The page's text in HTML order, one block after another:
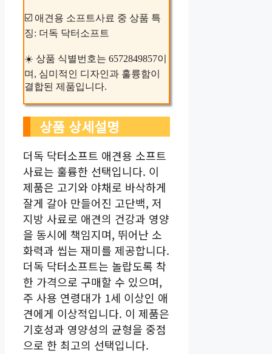
☑️ 애견용 소프트사료 중 상품 특
징: 더독 닥터소프트
☀️ 상품 식별번호는 6572849857이
며, 심미적인 디자인과 훌륭함이
결합된 제품입니다.
상품 상세설명
더독 닥터소프트 애견용 소프트
사료는 훌륭한 선택입니다. 이
제품은 고기와 야채로 바삭하게
잘게 갈아 만들어진 고단백, 저
지방 사료로 애견의 건강과 영양
을 동시에 책임지며, 뛰어난 소
화력과 씹는 재미를 제공합니다.
더독 닥터소프트는 놀랍도록 착
한 가격으로 구매할 수 있으며,
주 사용 연령대가 1세 이상인 애
견에게 이상적입니다. 이 제품은
기호성과 영양성의 균형을 중점
으로 한 최고의 선택입니다.